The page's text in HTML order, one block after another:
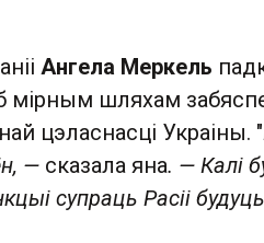
Ангела Меркель
мірным шляхам
цэласнасці Украіны. "
— сказала яна. — Калі
супраць Расіі